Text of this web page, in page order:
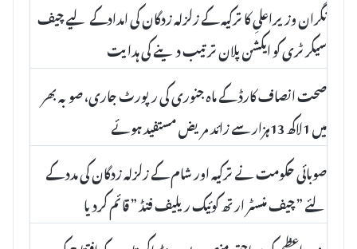
نگران وزیراعلیِ کا ترکیہ کے زلزلہ زدگان کی امدادکے لیے چیف
سیکرٹری کو ایکشن پلان ترتیب دینے کی ہدایت
صحت انصاف کارڈ کے ماہ جنوری کی رپورٹ جاری، صوبہ بھر
میں 1لاکھ 13ہزار سے زائد مریض مستفید ہوئے
صوبائی حکومت نے ترکیہ اور شام کے زلزلہ زدگان کی مدد کے
لئے ” چیف منسٹر ارتھ کوئیک ریلیف فنڈ ” قائم کردیا